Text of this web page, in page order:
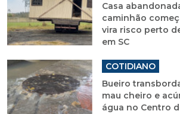
Casa
caminhão
vira risco perto
em SC
COTIDIANO
Bueiro
mau cheiro e
água no Centro